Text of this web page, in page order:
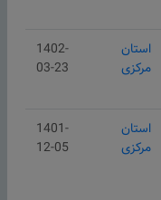
استان
مركزی
1402-
03-23
استان
مركزی
1401-
12-05